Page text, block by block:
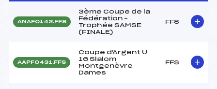
ANAF0142.FFS
3ème Coupe de la
Fédération –
Trophée SAMSE
(FINALE)
FFS
AAPF0431.FFS
Coupe d'Argent U
16 Slalom
Montgenèvre
Dames
FFS